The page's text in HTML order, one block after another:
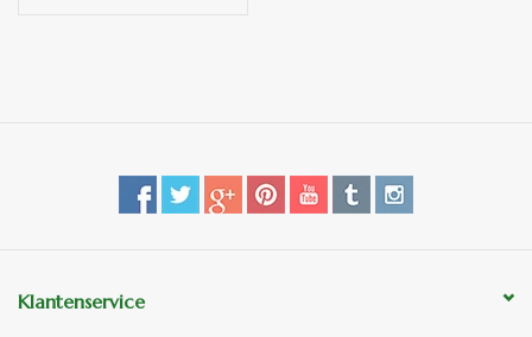
Klantenservice